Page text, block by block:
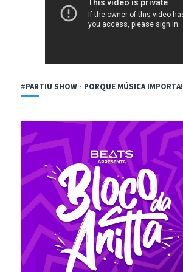
#PARTIU SHOW - PORQUE MÚSICA IMPORTA!